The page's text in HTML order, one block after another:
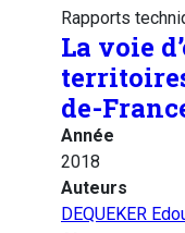
Rapports
La voie
de-
Année
2018
Auteurs
DEQUEKER